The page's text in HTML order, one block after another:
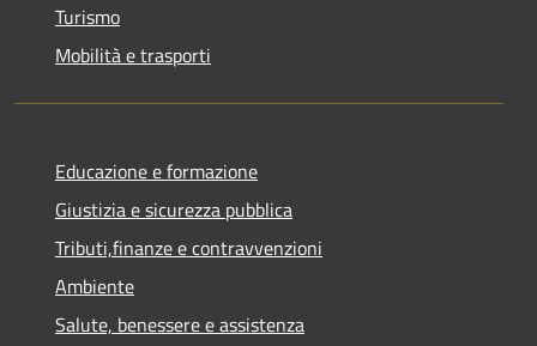
Turismo
Mobilità e trasporti
Educazione e formazione
Giustizia e sicurezza pubblica
Tributi,finanze e contravvenzioni
Ambiente
Salute, benessere e assistenza